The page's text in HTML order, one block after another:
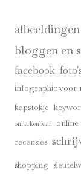
afbeeldingen
bloggen en
facebook
infographic voor
kapstokje
onherkenbaar online
recensies
shopping